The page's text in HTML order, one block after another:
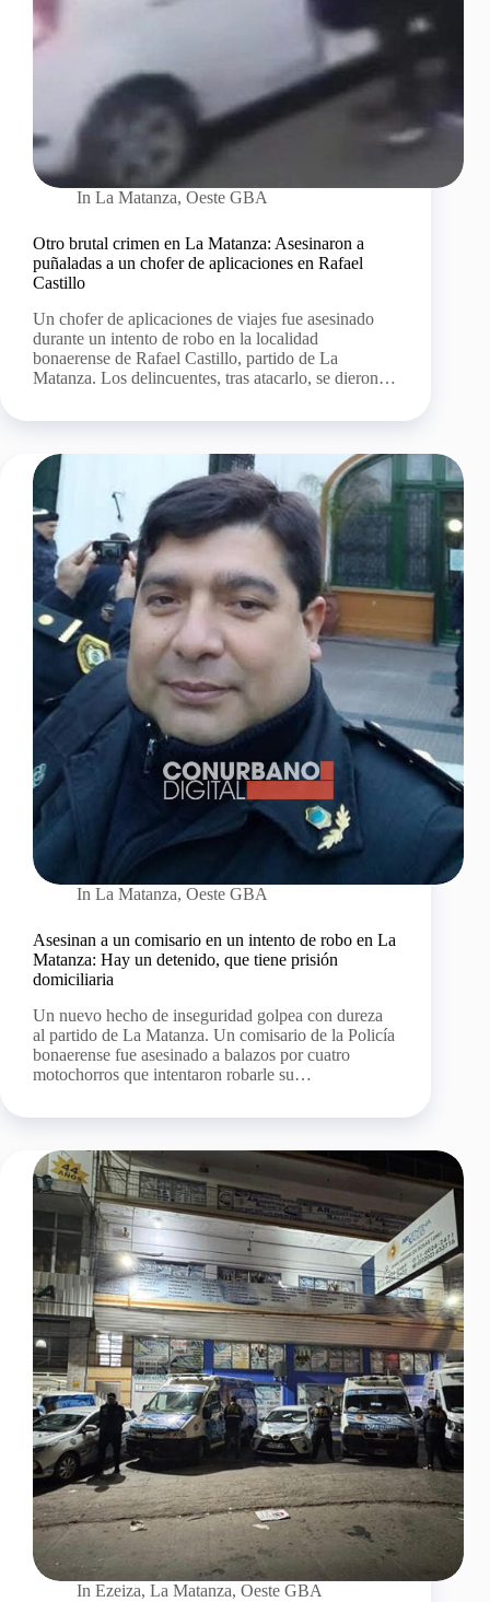
In La Matanza,Oeste GBA
Otro brutal crimen en La Matanza: Asesinaron a
puñaladas a un chofer de aplicaciones en Rafael
Castillo
Un chofer de aplicaciones de viajes fue asesinado
durante un intento de robo en la localidad
bonaerense de Rafael Castillo, partido de La
Matanza. Los delincuentes, tras atacarlo, se dieron…
In La Matanza,Oeste GBA
Asesinan a un comisario en un intento de robo en La
Matanza: Hay un detenido, que tiene prisión
domiciliaria
Un nuevo hecho de inseguridad golpea con dureza
al partido de La Matanza. Un comisario de la Policía
bonaerense fue asesinado a balazos por cuatro
motochorros que intentaron robarle su…
In Ezeiza,La Matanza,Oeste GBA